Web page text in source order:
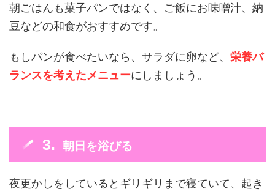
朝ごはんも菓子パンではなく、ご飯にお味噌汁、納
豆などの和食がおすすめです。
もしパンが食べたいなら、サラダに卵など、 栄養バ
ランスを考えたメニューにしましょう。
朝日を浴びる
夜更かしをしているとギリギリまで寝ていて、起き